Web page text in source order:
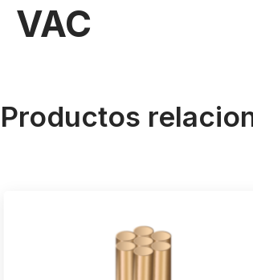
VAC
Productos